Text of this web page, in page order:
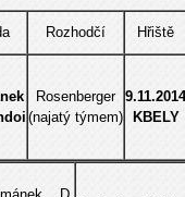
Rozhodčí Hřiště
Rosenberger
(najatý týmem)
9.11.2014
KBELY